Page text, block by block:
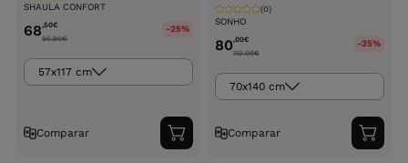
SHAULA CONFORT
68,50€
95.90€
-25%
57x117 cm
Comparar
Adicionar
ao
SONHO
(0)
80,00€
112.00€
-25%
70x140 cm
Comparar
ao